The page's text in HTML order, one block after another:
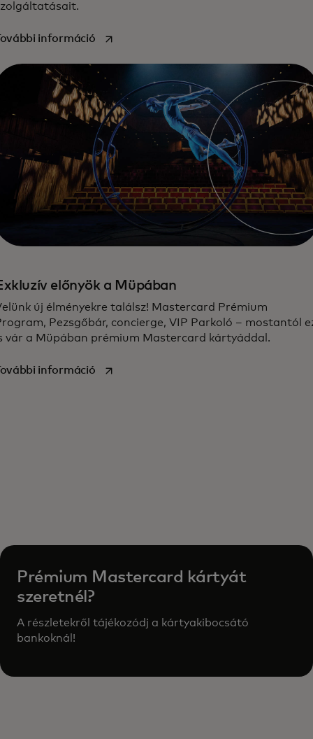
információ‎opens in a new tab
előnyök a Müpában
új élményekre találsz‎! Mastercard Prémium
Pezsgőbár, concierge, VIP Parkoló – mostantól
vár a Müpában prémium Mastercard kártyáddal.
információ‎opens in a new tab
Prémium Mastercard kártyát
szeretnél?
A részletekről tájékozódj a kártyakibocsátó
bankoknál!